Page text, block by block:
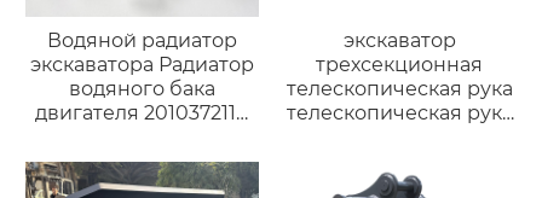
Водяной радиатор
экскаватора Радиатор
водяного бака
двигателя 2010372114
7
экскаватор
трехсекционная
телескопическая рука
телескопическая рука
PC200 SK300